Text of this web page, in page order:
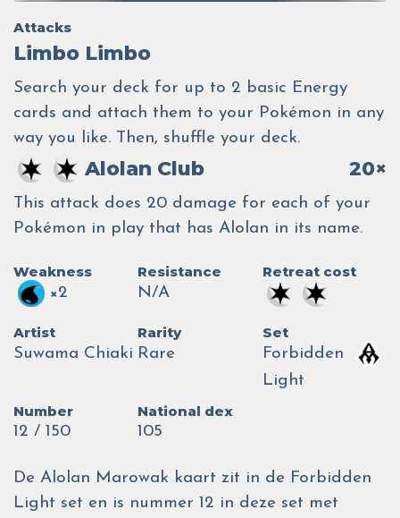
Attacks
Limbo Limbo
Search your deck for up to 2 basic Energy
cards and attach them to your Pokémon in any
way you like. Then, shuffle your deck.
Alolan Club 20×
This attack does 20 damage for each of your
Pokémon in play that has Alolan in its name.
Weakness
×2
Resistance
N/A
Retreat cost
Artist
Suwama Chiaki
Rarity
Rare
Set
Forbidden
Light
Number
12 / 150
National dex
105
De Alolan Marowak kaart zit in de Forbidden
Light set en is nummer 12 in deze set met